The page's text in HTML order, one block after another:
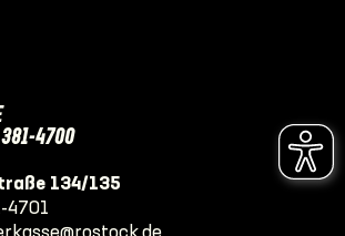
381-4700
134/135
4701